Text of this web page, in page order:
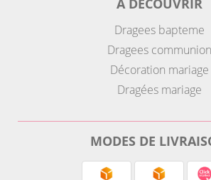
A DECOUVRIR
Dragees bapteme
Dragees communion
Décoration mariage
Dragées mariage
MODES DE